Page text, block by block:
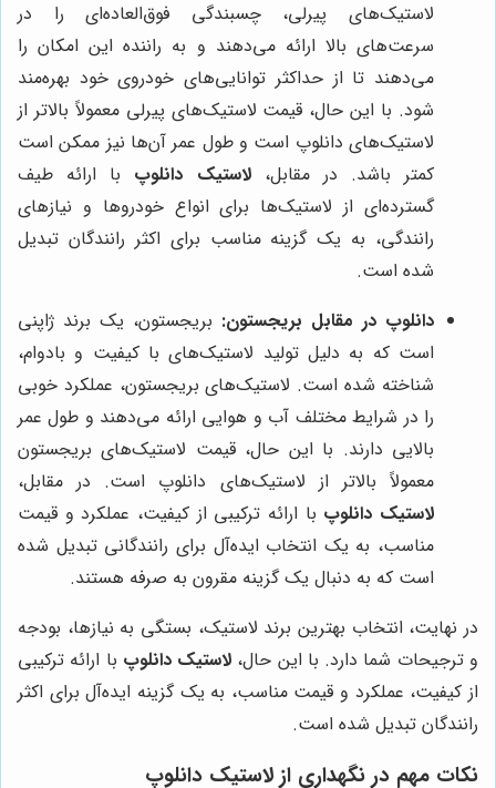
لاستیک‌های پیرلی، چسبندگی فوق‌العاده‌ای را در
سرعت‌های بالا ارائه می‌دهند و به راننده این امکان را
می‌دهند تا از حداکثر توانایی‌های خودروی خود بهره‌مند
شود. با این حال، قیمت لاستیک‌های پیرلی معمولاً بالاتر از
لاستیک‌های دانلوپ است و طول عمر آن‌ها نیز ممکن است
کمتر باشد. در مقابل،لاستیک دانلوپ با ارائه طیف
گسترده‌ای از لاستیک‌ها برای انواع خودروها و نیازهای
رانندگی، به یک گزینه مناسب برای اکثر رانندگان تبدیل
شده است.
دانلوپ در مقابل بریجستون: بریجستون، یک برند ژاپنی
است که به دلیل تولید لاستیک‌های با کیفیت و بادوام،
شناخته شده است. لاستیک‌های بریجستون، عملکرد خوبی
را در شرایط مختلف آب و هوایی ارائه می‌دهند و طول عمر
بالایی دارند. با این حال، قیمت لاستیک‌های بریجستون
معمولاً بالاتر از لاستیک‌های دانلوپ است. در مقابل،
لاستیک دانلوپ با ارائه ترکیبی از کیفیت، عملکرد و قیمت
مناسب، به یک انتخاب ایده‌آل برای رانندگانی تبدیل شده
است که به دنبال یک گزینه مقرون به صرفه هستند.
در نهایت، انتخاب بهترین برند لاستیک، بستگی به نیازها، بودجه
و ترجیحات شما دارد. با این حال، لاستیک دانلوپ با ارائه ترکیبی
از کیفیت، عملکرد و قیمت مناسب، به یک گزینه ایده‌آل برای اکثر
رانندگان تبدیل شده است.
نکات مهم در نگهداری از لاستیک دانلوپ